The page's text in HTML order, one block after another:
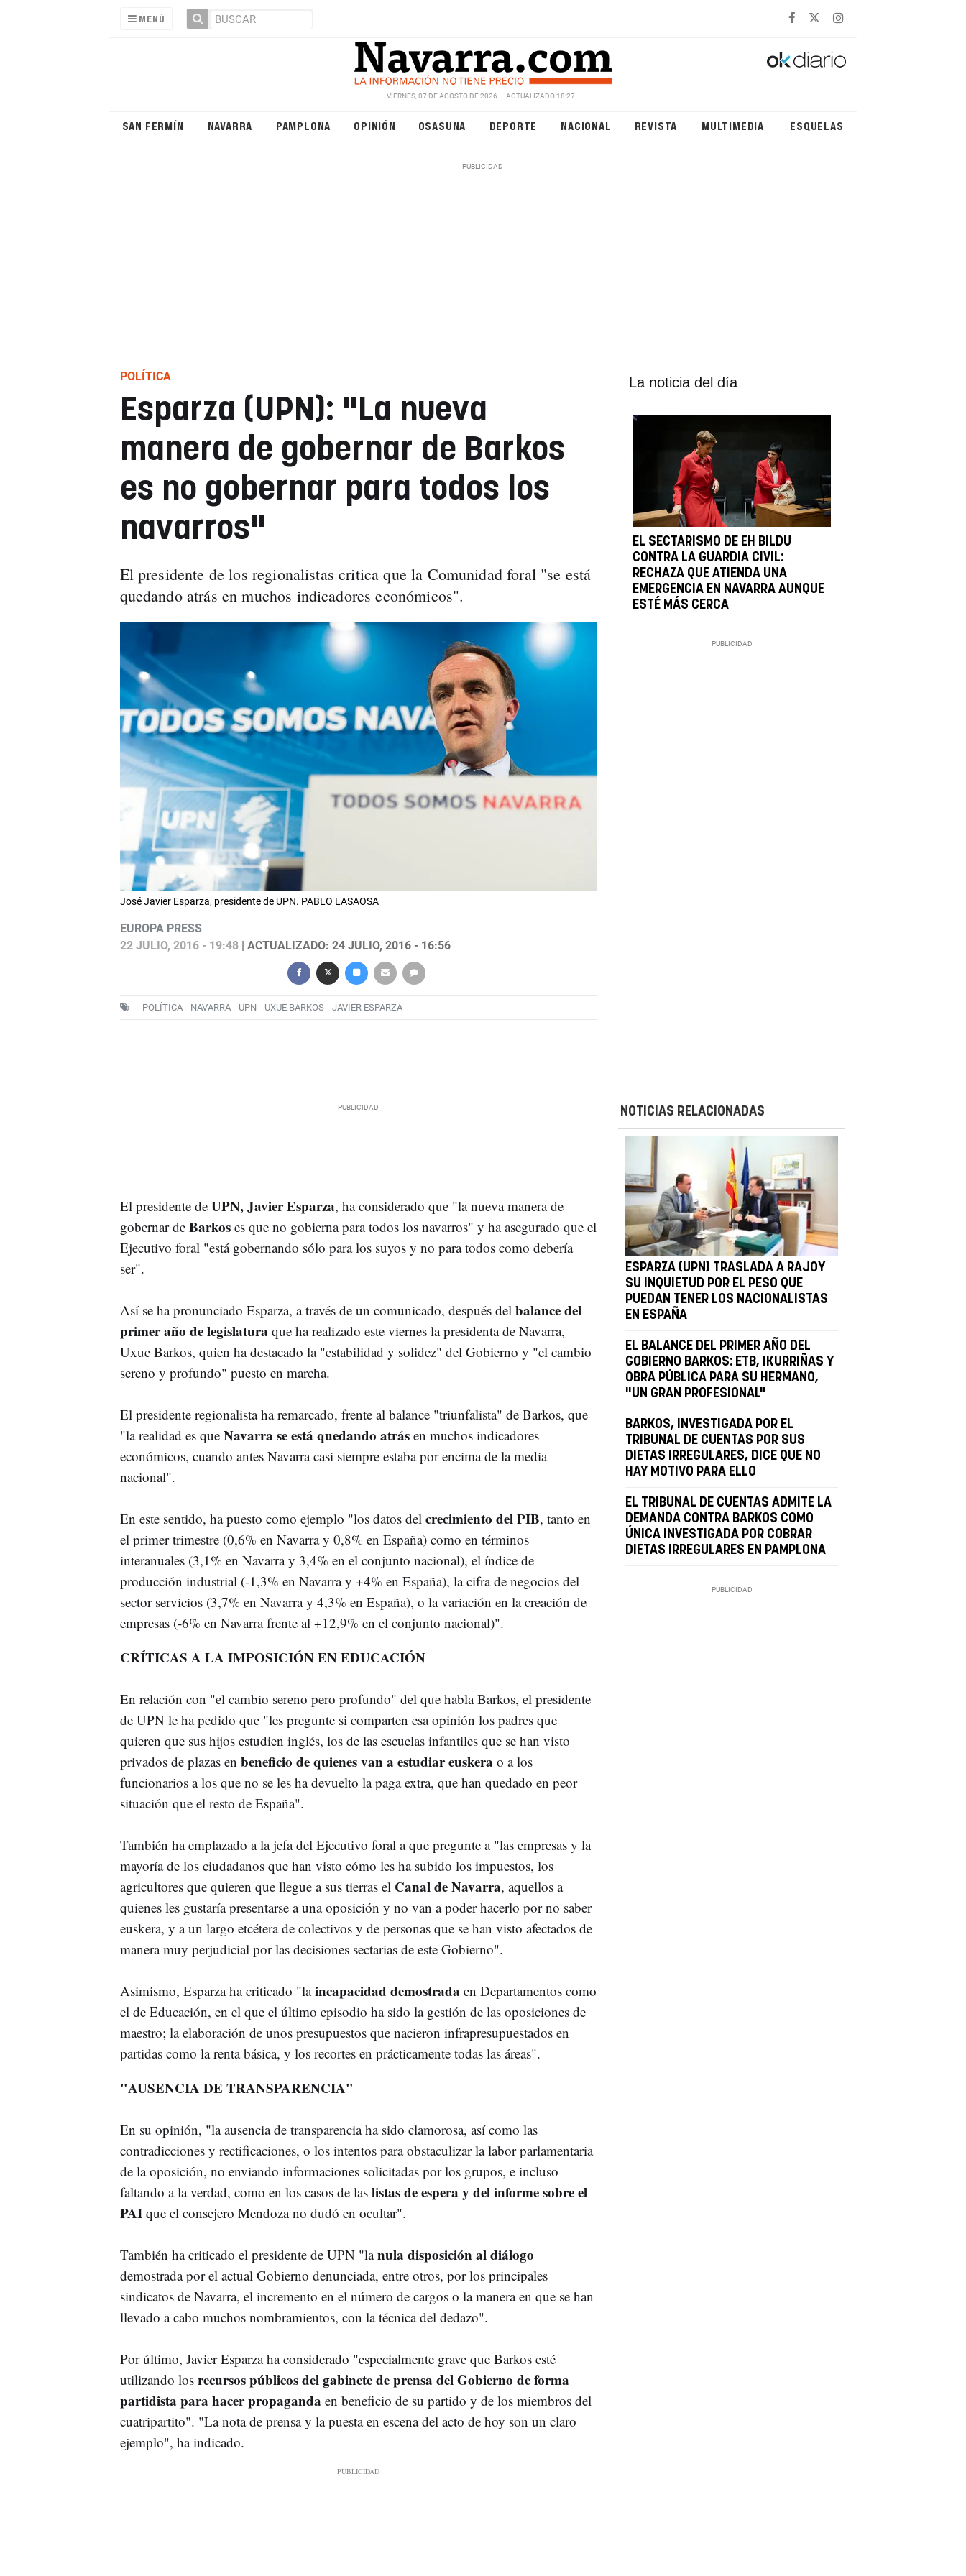
MENÚ
VIERNES, 07 DE AGOSTO DE 2026 ACTUALIZADO 18:27
SAN FERMÍN NAVARRA PAMPLONA OPINIÓN OSASUNA DEPORTE NACIONAL REVISTA MULTIMEDIA ESQUELAS
POLÍTICA
Esparza (UPN): "La nueva
manera de gobernar de Barkos
es no gobernar para todos los
navarros"
El presidente de los regionalistas critica que la Comunidad foral "se está
quedando atrás en muchos indicadores económicos".
José Javier Esparza, presidente de UPN. PABLO LASAOSA
EUROPA PRESS
22 JULIO, 2016 - 19:48| ACTUALIZADO: 24 JULIO, 2016 - 16:56
POLÍTICA NAVARRA UPN UXUE BARKOS JAVIER ESPARZA
La noticia del día
EL SECTARISMO DE EH BILDU
CONTRA LA GUARDIA CIVIL:
RECHAZA QUE ATIENDA UNA
EMERGENCIA EN NAVARRA AUNQUE
ESTÉ MÁS CERCA
El presidente de UPN, Javier Esparza, ha considerado que "la nueva manera de
gobernar deBarkoses que no gobierna para todos los navarros" y ha asegurado que el
Ejecutivo foral "está gobernando sólo para los suyos y no para todos como debería
ser".
Así se ha pronunciado Esparza, a través de un comunicado, después del balance del
primer año de legislatura que ha realizado este viernes la presidenta de Navarra,
Uxue Barkos, quien ha destacado la "estabilidad y solidez" del Gobierno y "el cambio
sereno y profundo" puesto en marcha.
El presidente regionalista ha remarcado, frente al balance "triunfalista" de Barkos, que
"la realidad es queNavarra se está quedando atrásen muchos indicadores
económicos, cuando antes Navarra casi siempre estaba por encima de la media
nacional".
En este sentido, ha puesto como ejemplo "los datos delcrecimiento del PIB, tanto en
el primer trimestre (0,6% en Navarra y 0,8% en España) como en términos
interanuales (3,1% en Navarra y 3,4% en el conjunto nacional), el índice de
producción industrial (-1,3% en Navarra y +4% en España), la cifra de negocios del
sector servicios (3,7% en Navarra y 4,3% en España), o la variación en la creación de
empresas (-6% en Navarra frente al +12,9% en el conjunto nacional)".
CRÍTICAS A LA IMPOSICIÓN EN EDUCACIÓN
En relación con "el cambio sereno pero profundo" del que habla Barkos, el presidente
de UPN le ha pedido que "les pregunte si comparten esa opinión los padres que
quieren que sus hijos estudien inglés, los de las escuelas infantiles que se han visto
privados de plazas en beneficio de quienes van a estudiar euskera o a los
funcionarios a los que no se les ha devuelto la paga extra, que han quedado en peor
situación que el resto de España".
También ha emplazado a la jefa del Ejecutivo foral a que pregunte a "las empresas y la
mayoría de los ciudadanos que han visto cómo les ha subido los impuestos, los
agricultores que quieren que llegue a sus tierras el Canal de Navarra, aquellos a
quienes les gustaría presentarse a una oposición y no van a poder hacerlo por no saber
euskera, y a un largo etcétera de colectivos y de personas que se han visto afectados de
manera muy perjudicial por las decisiones sectarias de este Gobierno".
Asimismo, Esparza ha criticado "laincapacidad demostrada en Departamentos como
el de Educación, en el que el último episodio ha sido la gestión de las oposiciones de
maestro; la elaboración de unos presupuestos que nacieron infrapresupuestados en
partidas como la renta básica, y los recortes en prácticamente todas las áreas".
"AUSENCIA DE TRANSPARENCIA"
En su opinión, "la ausencia de transparencia ha sido clamorosa, así como las
contradicciones y rectificaciones, o los intentos para obstaculizar la labor parlamentaria
de la oposición, no enviando informaciones solicitadas por los grupos, e incluso
faltando a la verdad, como en los casos de las listas de espera y del informe sobre el
PAIque el consejero Mendoza no dudó en ocultar".
También ha criticado el presidente de UPN "lanula disposición al diálogo
demostrada por el actual Gobierno denunciada, entre otros, por los principales
sindicatos de Navarra, el incremento en el número de cargos o la manera en que se han
llevado a cabo muchos nombramientos, con la técnica del dedazo".
Por último, Javier Esparza ha considerado "especialmente grave que Barkos esté
utilizando los recursos públicos del gabinete de prensa del Gobierno de forma
partidista para hacer propaganda en beneficio de su partido y de los miembros del
cuatripartito". "La nota de prensa y la puesta en escena del acto de hoy son un claro
ejemplo", ha indicado.
NOTICIAS RELACIONADAS
ESPARZA (UPN) TRASLADA A RAJOY
SU INQUIETUD POR EL PESO QUE
PUEDAN TENER LOS NACIONALISTAS
EN ESPAÑA
EL BALANCE DEL PRIMER AÑO DEL
GOBIERNO BARKOS: ETB, IKURRIÑAS Y
OBRA PÚBLICA PARA SU HERMANO,
"UN GRAN PROFESIONAL"
BARKOS, INVESTIGADA POR EL
TRIBUNAL DE CUENTAS POR SUS
DIETAS IRREGULARES, DICE QUE NO
HAY MOTIVO PARA ELLO
EL TRIBUNAL DE CUENTAS ADMITE LA
DEMANDA CONTRA BARKOS COMO
ÚNICA INVESTIGADA POR COBRAR
DIETAS IRREGULARES EN PAMPLONA